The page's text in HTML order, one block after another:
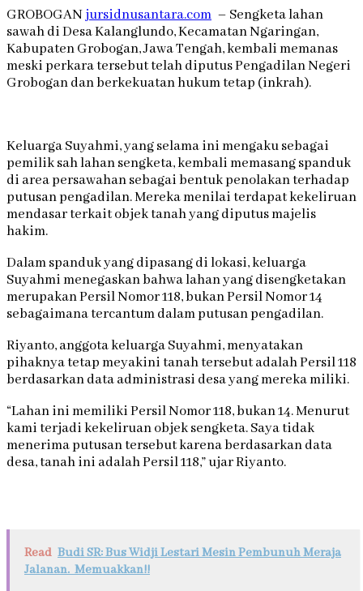
GROBOGANjursidnusantara.com – Sengketa lahan
sawah di Desa Kalanglundo, Kecamatan Ngaringan,
Kabupaten Grobogan, Jawa Tengah, kembali memanas
meski perkara tersebut telah diputus Pengadilan Negeri
Grobogan dan berkekuatan hukum tetap (inkrah).
Keluarga Suyahmi, yang selama ini mengaku sebagai
pemilik sah lahan sengketa, kembali memasang spanduk
di area persawahan sebagai bentuk penolakan terhadap
putusan pengadilan. Mereka menilai terdapat kekeliruan
mendasar terkait objek tanah yang diputus majelis
hakim.
Dalam spanduk yang dipasang di lokasi, keluarga
Suyahmi menegaskan bahwa lahan yang disengketakan
merupakan Persil Nomor 118, bukan Persil Nomor 14
sebagaimana tercantum dalam putusan pengadilan.
Riyanto, anggota keluarga Suyahmi, menyatakan
pihaknya tetap meyakini tanah tersebut adalah Persil 118
berdasarkan data administrasi desa yang mereka miliki.
“Lahan ini memiliki Persil Nomor 118, bukan 14. Menurut
kami terjadi kekeliruan objek sengketa. Saya tidak
menerima putusan tersebut karena berdasarkan data
desa, tanah ini adalah Persil 118,” ujar Riyanto.
Read Budi SR: Bus Widji Lestari Mesin Pembunuh Meraja
Jalanan. Memuakkan!!